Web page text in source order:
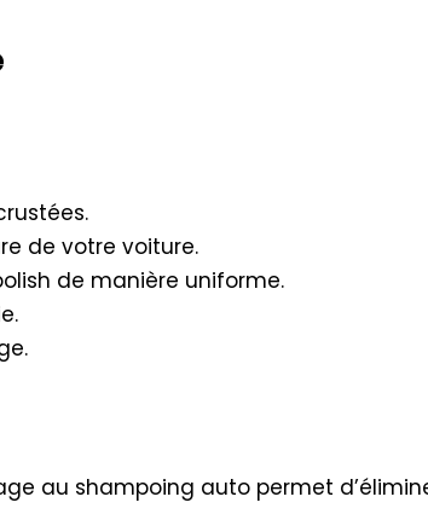
de votre voiture.
de manière uniforme.
au shampoing auto permet